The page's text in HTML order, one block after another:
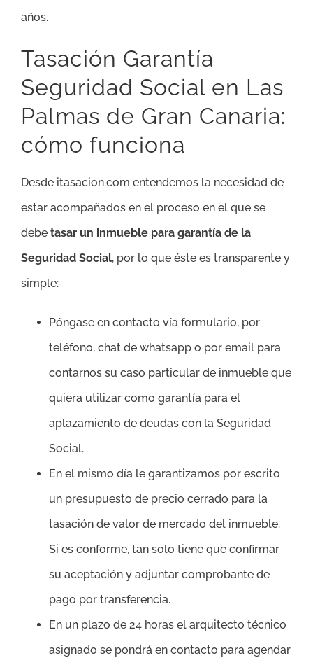
años.
Tasación Garantía
Seguridad Social en Las
Palmas de Gran Canaria:
cómo funciona
Desde itasacion.com entendemos la necesidad de
estar acompañados en el proceso en el que se
debe tasar un inmueble para garantía de la
Seguridad Social, por lo que éste es transparente y
simple:
Póngase en contacto vía formulario, por
teléfono, chat de whatsapp o por email para
contarnos su caso particular de inmueble que
quiera utilizar como garantía para el
aplazamiento de deudas con la Seguridad
Social.
En el mismo día le garantizamos por escrito
un presupuesto de precio cerrado para la
tasación de valor de mercado del inmueble.
Si es conforme, tan solo tiene que confirmar
su aceptación y adjuntar comprobante de
pago por transferencia.
En un plazo de 24 horas el arquitecto técnico
asignado se pondrá en contacto para agendar